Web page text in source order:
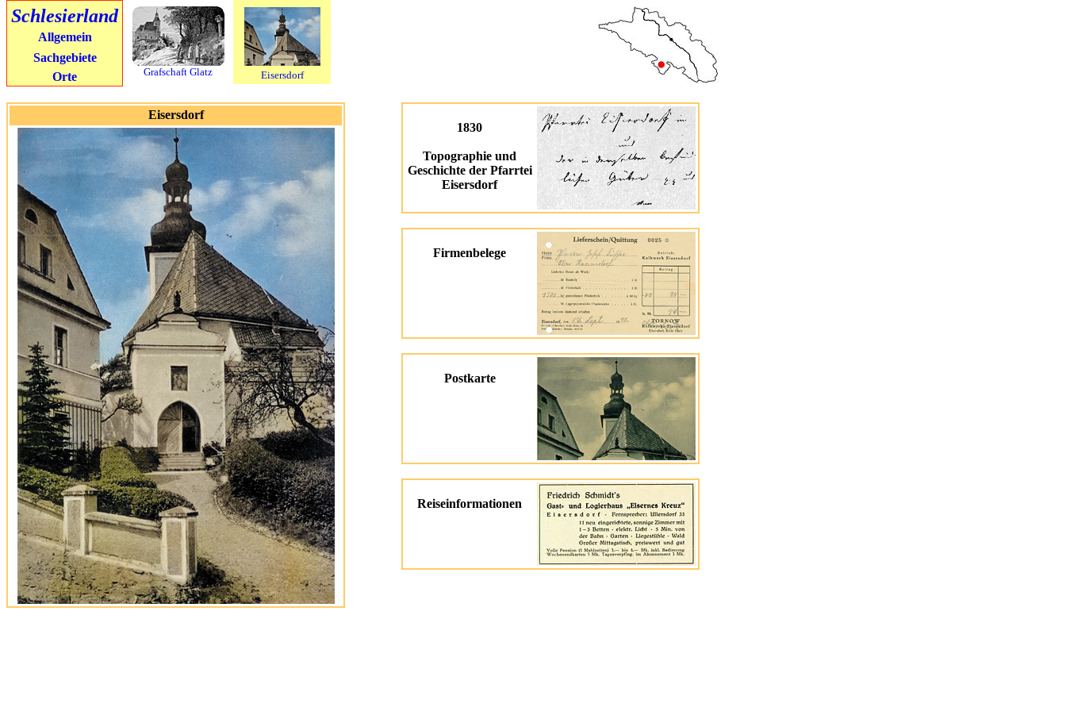
Eisersdorf
Grafschaft Glatz
Schlesierland
Allgemein
Sachgebiete
Orte
Eisersdorf
1830
Topographie und
Geschichte der Pfarrtei
Eisersdorf
Firmenbelege
Postkarte
Reiseinformationen